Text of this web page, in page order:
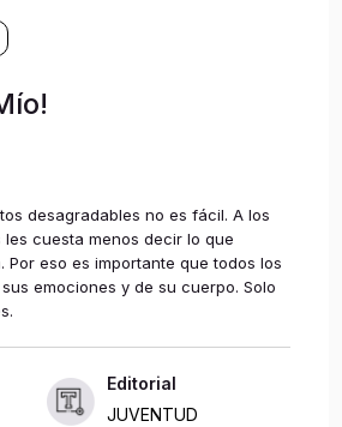
desagradables no es fácil. A los
cuesta menos decir lo que
Por eso es importante que todos los
emociones y de su cuerpo. Solo
Editorial
JUVENTUD